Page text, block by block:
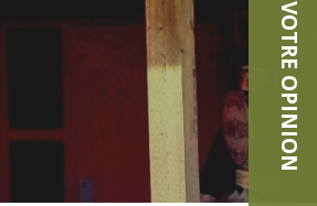
VOTRE OPINION